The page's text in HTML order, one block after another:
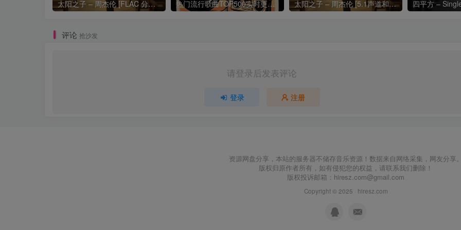
太阳之子 – 周杰伦 [FLAC 分轨 192Khz 24bit] 热门流行歌曲TOP500实时更新192khz/24bit【母带音质】 太阳之子 – 周杰伦 [5.1声道和192k母带] 四平方 –
评论 抢沙发
请登录后发表评论
登录 注册
资源网盘分享，本站的服务器不储存音乐资源！数据来自网络采集，网友分享。
版权归原作者所有，如有侵犯您的权益，请联系我们删除！
版权投诉邮箱： hiresz.com@gmail.com
Copyright © 2025 · hiresz.com